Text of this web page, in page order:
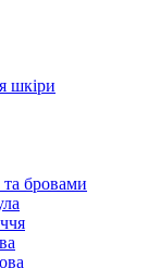
шкіри
та бровами